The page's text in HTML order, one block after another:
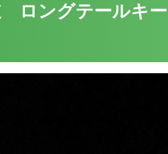
ロングテールキ